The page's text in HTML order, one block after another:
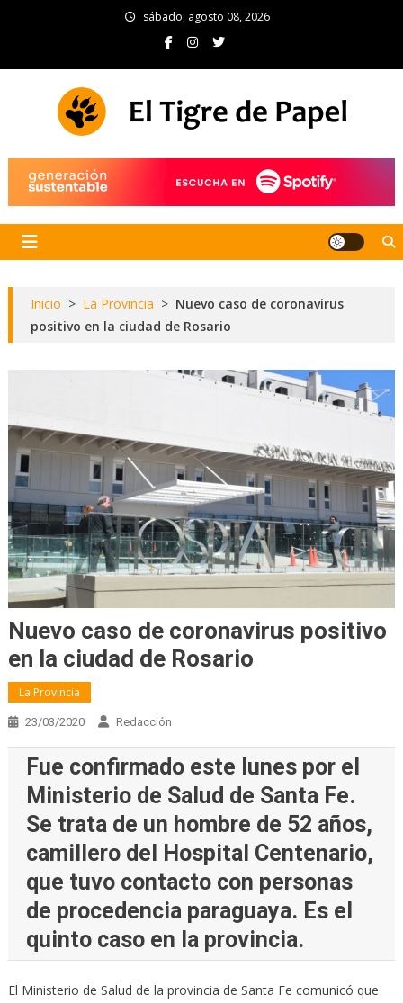
sábado, agosto 08, 2026
Inicio > La Provincia > Nuevo caso de coronavirus
positivo en la ciudad de Rosario
Nuevo caso de coronavirus positivo
en la ciudad de Rosario
La Provincia
23/03/2020 Redacción
Fue confirmado este lunes por el
Ministerio de Salud de Santa Fe.
Se trata de un hombre de 52 años,
camillero del Hospital Centenario,
que tuvo contacto con personas
de procedencia paraguaya. Es el
quinto caso en la provincia.
El Ministerio de Salud de la provincia de Santa Fe comunicó que